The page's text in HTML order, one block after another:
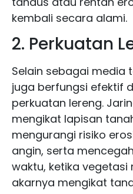
kembali secara alami.
2. Perkuatan
Selain sebagai media
juga berfungsi efektif
perkuatan lereng.
mengikat lapisan
mengurangi risiko
angin, serta
waktu, ketika
akarnya mengikat